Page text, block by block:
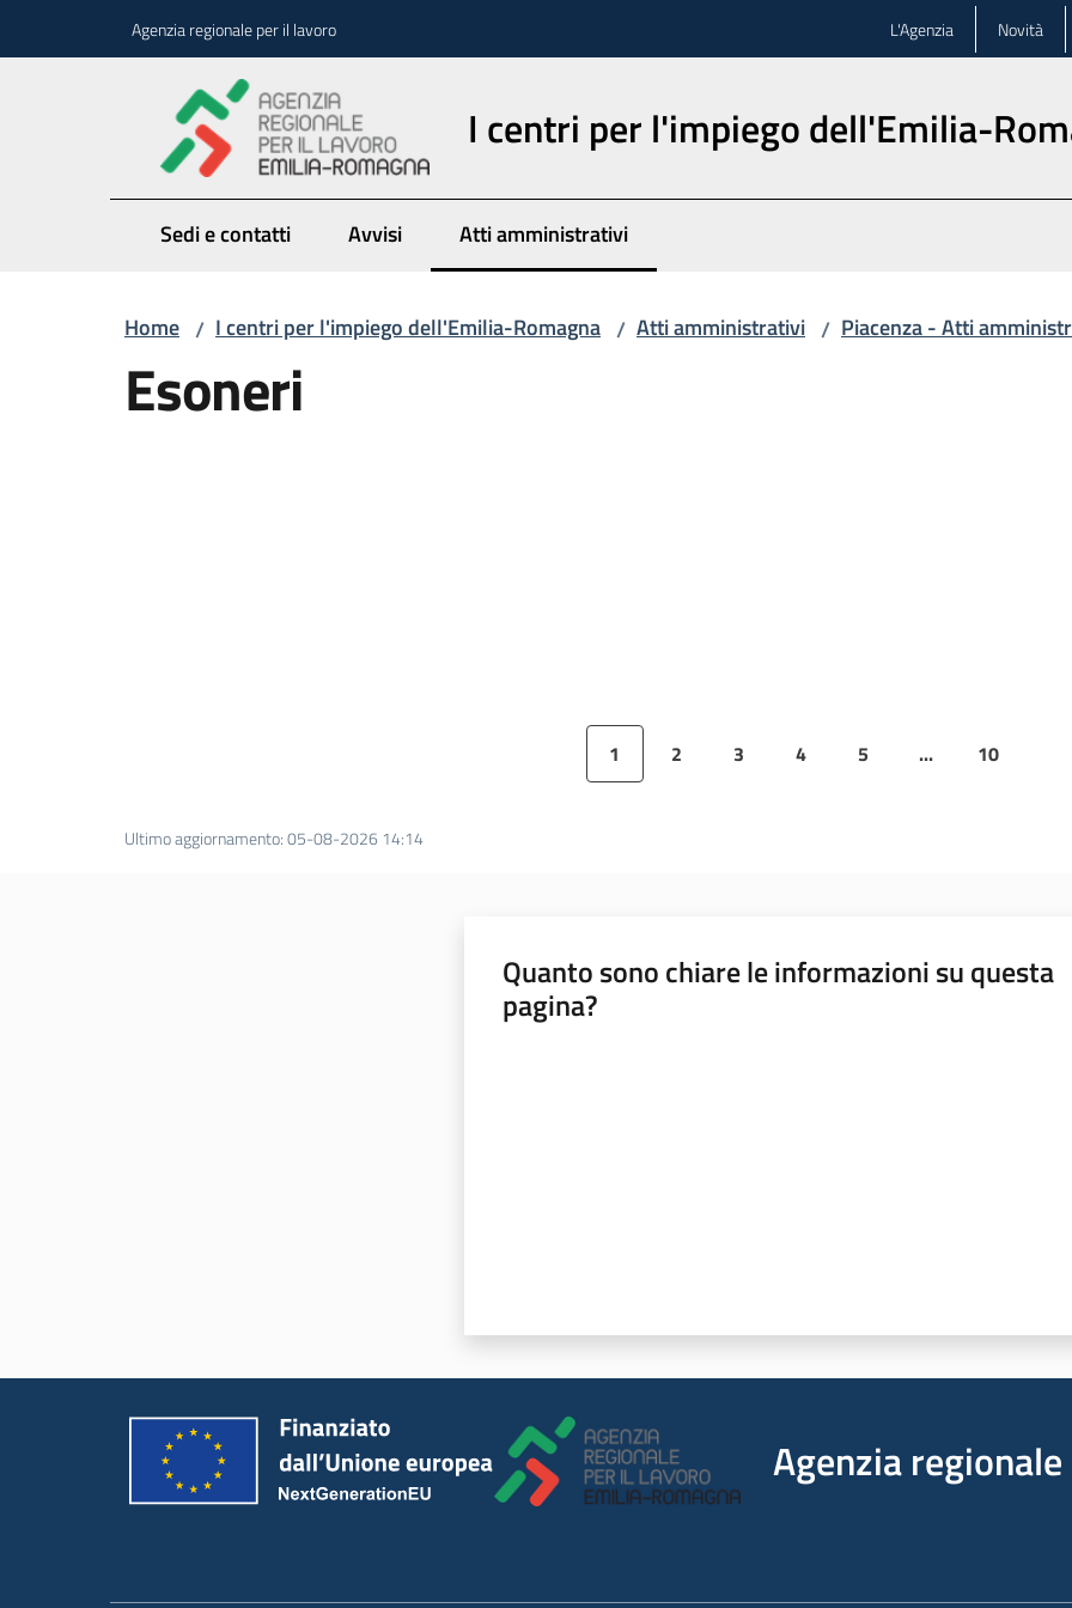
Agenzia regionale per il lavoro L'Agenzia Novità
I centri per l'impiego dell'Emilia-
Sedi e contatti Avvisi Atti amministrativi
Menu selezionato
Home / I centri per l'impiego dell'Emilia-Romagna / Atti amministrativi / Piacenza - Atti
Esoneri
Pagina precedente
Pagina
1 Pagina
2 Pagina
3 Pagina
4 Pagina
5 ...Pagina successiva
Pagina
10
Ultimo aggiornamento:05-08-2026 14:14
Quanto sono chiare le informazioni su questa
pagina?
Agenzia